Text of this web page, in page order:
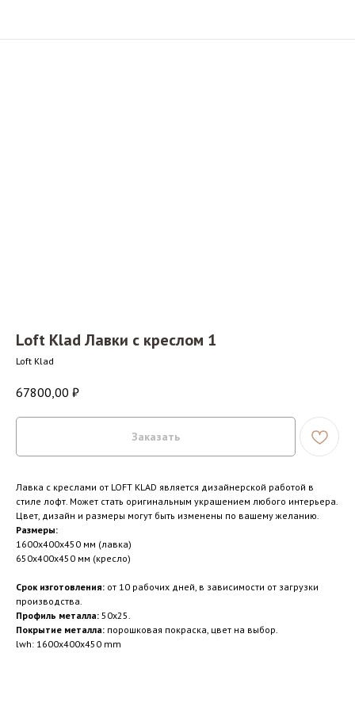
Loft Klad Лавки с креслом 1
Loft Klad
67800,00 ₽
Заказать
Лавка с креслами от LOFT KLAD является дизайнерской работой в
стиле лофт. Может стать оригинальным украшением любого интерьера.
Цвет, дизайн и размеры могут быть изменены по вашему желанию.
Размеры:
1600x400x450 мм (лавка)
650x400x450 мм (кресло)
Срок изготовления: от 10 рабочих дней, в зависимости от загрузки
производства.
Профиль металла: 50x25.
Покрытие металла: порошковая покраска, цвет на выбор.
lwh: 1600x400x450 mm